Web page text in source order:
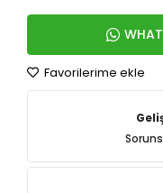
Favorilerime ekle